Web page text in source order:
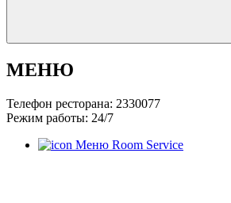
МЕНЮ
Телефон ресторана: 2330077
Режим работы: 24/7
Меню Room Service